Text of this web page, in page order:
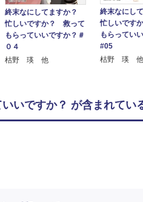
終末なにしてますか？
忙しいですか？ 救って
もらっていいですか？＃
０４
枯野 瑛 他
終末なにし
忙しいです
もらってい
#05
枯野 瑛 他
いですか？ が含まれてい